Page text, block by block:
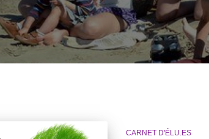
CARNET D'ÉLU.ES